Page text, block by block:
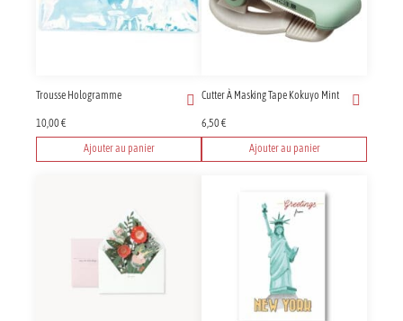
Trousse Hologramme
10,00€
Ajouter au panier
Cutter À Masking Tape Kokuyo Mint
6,50€
Ajouter au panier